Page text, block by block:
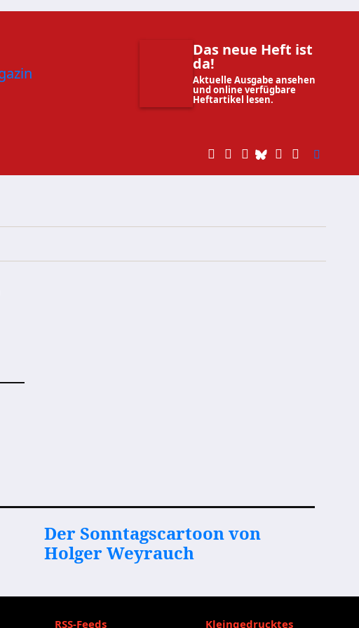
Das neue Heft ist
da!
Aktuelle Ausgabe ansehen
und online verfügbare
Heftartikel lesen.
Der Sonntagscartoon von
Holger Weyrauch
RSS-Feeds Kleingedrucktes